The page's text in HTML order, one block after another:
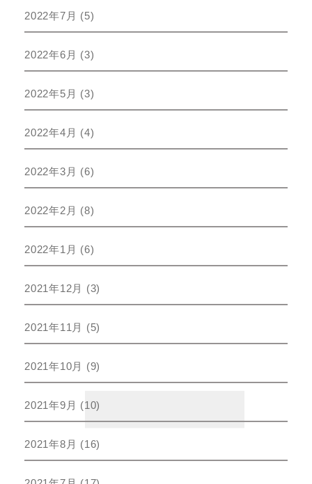
2022年7月 (5)
2022年6月 (3)
2022年5月 (3)
2022年4月 (4)
2022年3月 (6)
2022年2月 (8)
2022年1月 (6)
2021年12月 (3)
2021年11月 (5)
2021年10月 (9)
2021年9月 (10)
2021年8月 (16)